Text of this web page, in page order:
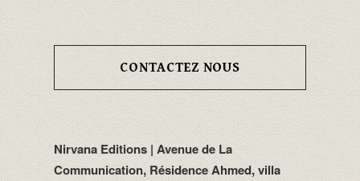
CONTACTEZ NOUS
Nirvana Editions | Avenue de La
Communication, Résidence Ahmed, villa